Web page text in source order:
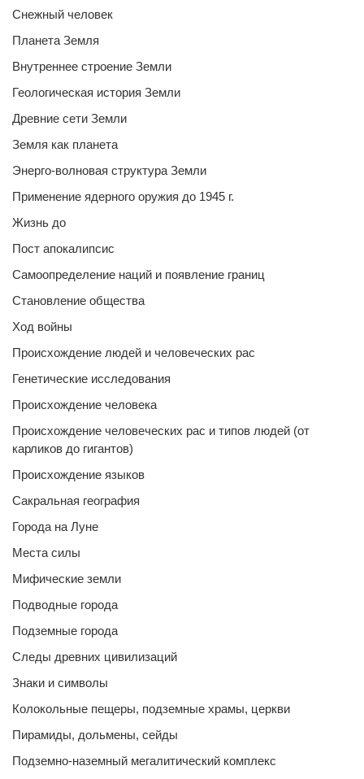
Снежный человек
Планета Земля
Внутреннее строение Земли
Геологическая история Земли
Древние сети Земли
Земля как планета
Энерго-волновая структура Земли
Применение ядерного оружия до 1945 г.
Жизнь до
Пост апокалипсис
Самоопределение наций и появление границ
Становление общества
Ход войны
Происхождение людей и человеческих рас
Генетические исследования
Происхождение человека
Происхождение человеческих рас и типов людей (от
карликов до гигантов)
Происхождение языков
Сакральная география
Города на Луне
Места силы
Мифические земли
Подводные города
Подземные города
Следы древних цивилизаций
Знаки и символы
Колокольные пещеры, подземные храмы, церкви
Пирамиды, дольмены, сейды
Подземно-наземный мегалитический комплекс